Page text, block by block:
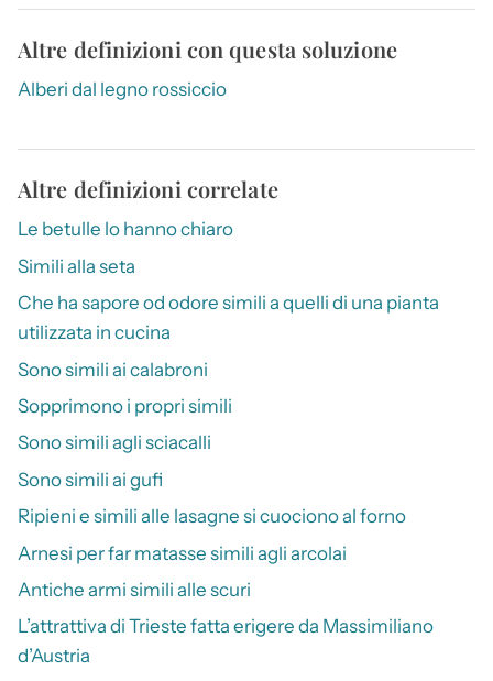
Altre definizioni con questa soluzione
Alberi dal legno rossiccio
Altre definizioni correlate
Le betulle lo hanno chiaro
Simili alla seta
Che ha sapore od odore simili a quelli di una pianta
utilizzata in cucina
Sono simili ai calabroni
Sopprimono i propri simili
Sono simili agli sciacalli
Sono simili ai gufi
Ripieni e simili alle lasagne si cuociono al forno
Arnesi per far matasse simili agli arcolai
Antiche armi simili alle scuri
L’attrattiva di Trieste fatta erigere da Massimiliano
d’Austria